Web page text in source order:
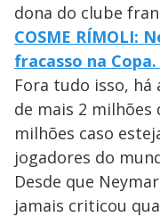
dona do clube
COSME RÍMOLI:
fracasso na
Fora tudo isso, há
de mais 2 milhões
milhões caso
jogadores do
Desde que
jamais criticou